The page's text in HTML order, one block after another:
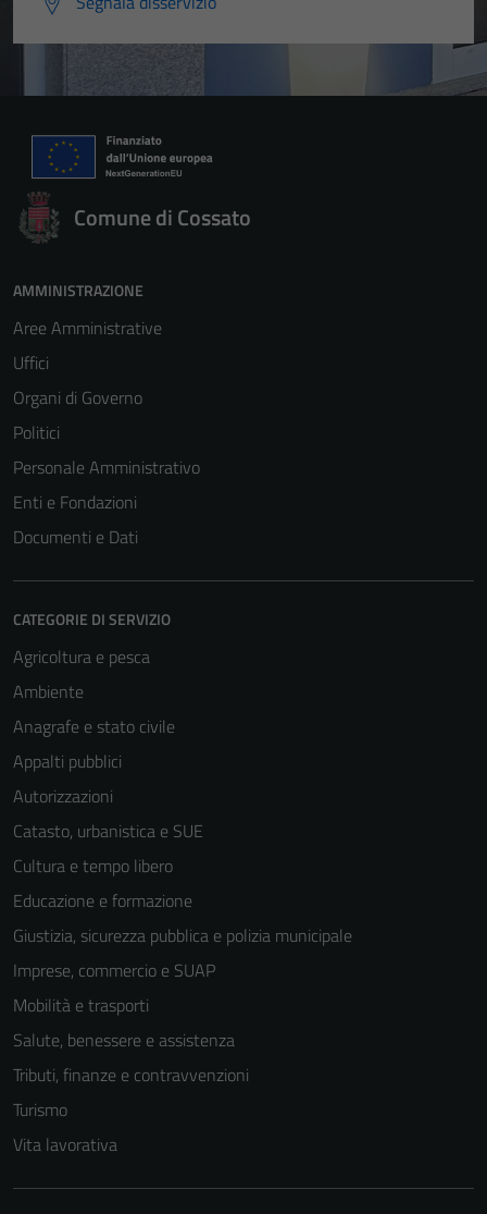
Comune di Cossato
AMMINISTRAZIONE
Aree Amministrative
Uffici
Organi di Governo
Politici
Personale Amministrativo
Enti e Fondazioni
Documenti e Dati
CATEGORIE DI SERVIZIO
Agricoltura e pesca
Ambiente
Anagrafe e stato civile
Appalti pubblici
Autorizzazioni
Catasto, urbanistica e SUE
Cultura e tempo libero
Educazione e formazione
Giustizia, sicurezza pubblica e polizia municipale
Imprese, commercio e SUAP
Mobilità e trasporti
Salute, benessere e assistenza
Tributi, finanze e contravvenzioni
Turismo
Vita lavorativa